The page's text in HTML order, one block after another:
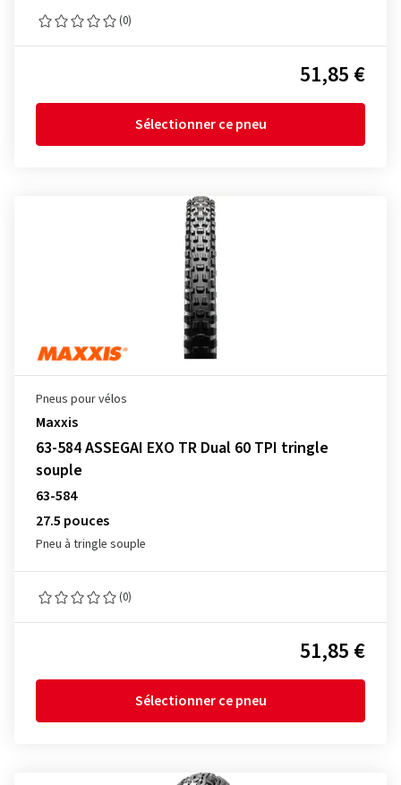
(0)
51,85 €
Sélectionner ce pneu
Pneus pour vélos
Maxxis
63-584 ASSEGAI EXO TR Dual 60 TPI tringle
souple
63-584
27.5 pouces
Pneu à tringle souple
(0)
51,85 €
Sélectionner ce pneu